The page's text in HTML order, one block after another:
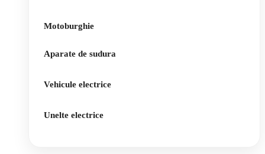
Motoburghie
Aparate de sudura
Vehicule electrice
Unelte electrice